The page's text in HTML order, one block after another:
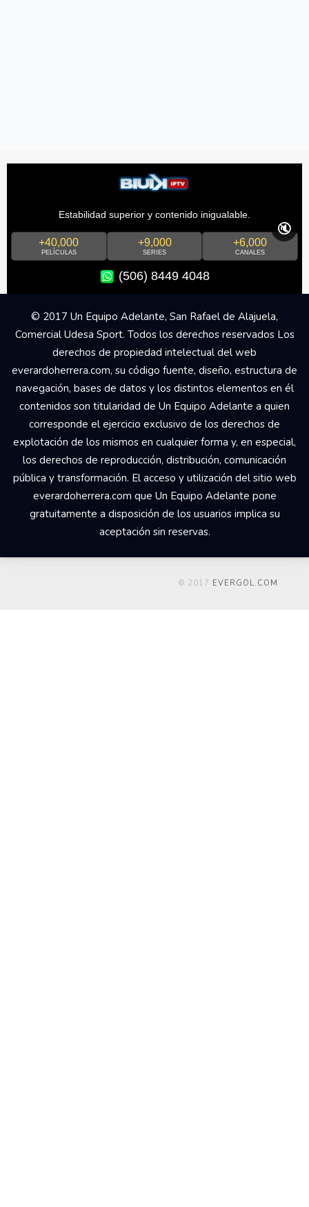
Estabilidad superior y contenido inigualable.
+40,000
PELÍCULAS
+9,000
SERIES
+6,000
CANALES
(506) 8449 4048
🔇
© 2017 Un Equipo Adelante, San Rafael de Alajuela,
Comercial Udesa Sport. Todos los derechos reservados Los
derechos de propiedad intelectual del web
everardoherrera.com, su código fuente, diseño, estructura de
navegación, bases de datos y los distintos elementos en él
contenidos son titularidad de Un Equipo Adelante a quien
corresponde el ejercicio exclusivo de los derechos de
explotación de los mismos en cualquier forma y, en especial,
los derechos de reproducción, distribución, comunicación
pública y transformación. El acceso y utilización del sitio web
everardoherrera.com que Un Equipo Adelante pone
gratuitamente a disposición de los usuarios implica su
aceptación sin reservas.
© 2017 EVERGOL.COM